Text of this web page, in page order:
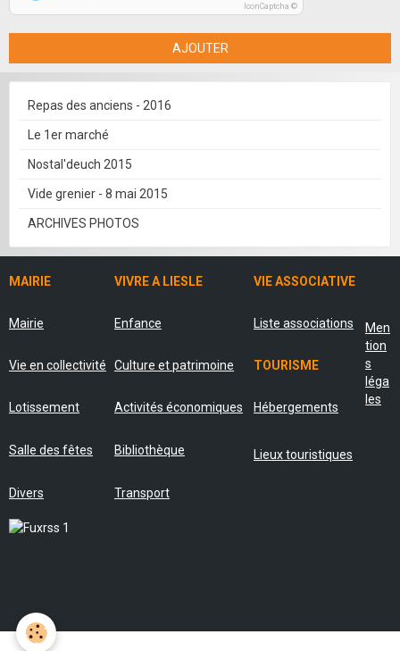
IconCaptcha ©
AJOUTER
Repas des anciens - 2016
Le 1er marché
Nostal'deuch 2015
Vide grenier - 8 mai 2015
ARCHIVES PHOTOS
MAIRIE VIVRE A LIESLE VIE ASSOCIATIVE
Mairie Enfance Liste associations
Vie en collectivité Culture et patrimoine TOURISME
Lotissement Activités économiques Hébergements
Salle des fêtes Bibliothèque Lieux touristiques
Divers Transport
Men
tion
s
léga
les